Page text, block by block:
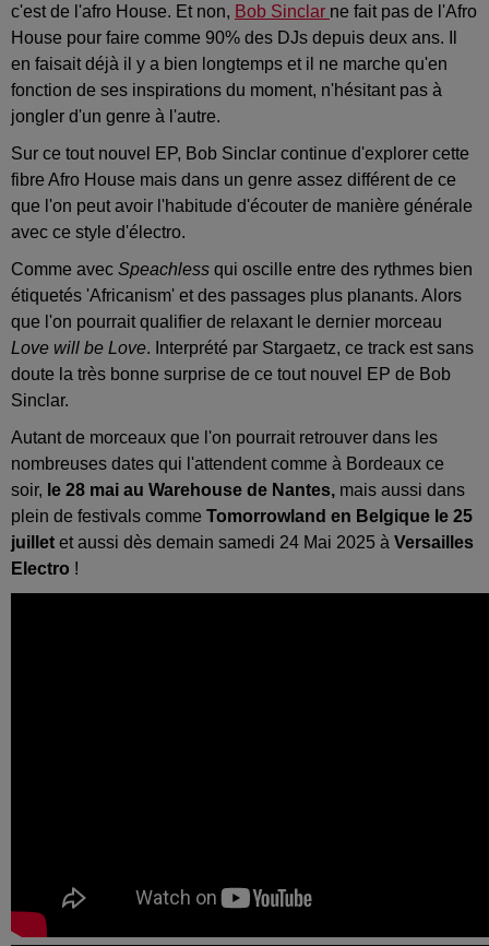
c'est de l'afro House. Et non, Bob Sinclar ne fait pas de l'Afro
House pour faire comme 90% des DJs depuis deux ans. Il
en faisait déjà il y a bien longtemps et il ne marche qu'en
fonction de ses inspirations du moment, n'hésitant pas à
jongler d'un genre à l'autre.
Sur ce tout nouvel EP, Bob Sinclar continue d'explorer cette
fibre Afro House mais dans un genre assez différent de ce
que l'on peut avoir l'habitude d'écouter de manière générale
avec ce style d'électro.
Comme avec Speachless qui oscille entre des rythmes bien
étiquetés 'Africanism' et des passages plus planants. Alors
que l'on pourrait qualifier de relaxant le dernier morceau
Love will be Love. Interprété par Stargaetz, ce track est sans
doute la très bonne surprise de ce tout nouvel EP de Bob
Sinclar.
Autant de morceaux que l'on pourrait retrouver dans les
nombreuses dates qui l'attendent comme à Bordeaux ce
soir, le 28 mai au Warehouse de Nantes, mais aussi dans
plein de festivals comme Tomorrowland en Belgique le 25
juillet et aussi dès demain samedi 24 Mai 2025 à Versailles
Electro !